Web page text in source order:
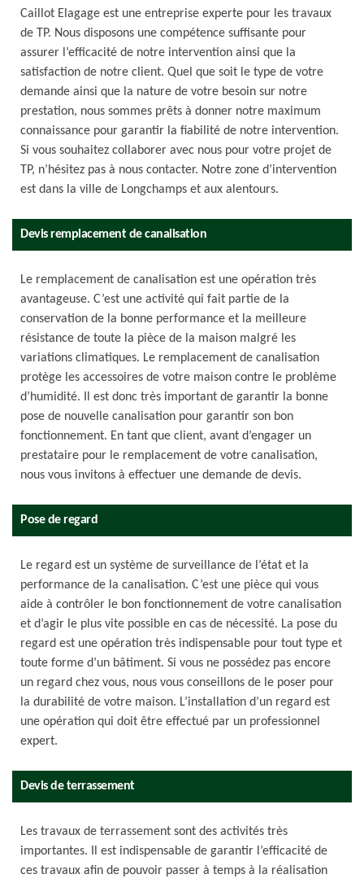
Caillot Elagage est une entreprise experte pour les travaux
de TP. Nous disposons une compétence suffisante pour
assurer l’efficacité de notre intervention ainsi que la
satisfaction de notre client. Quel que soit le type de votre
demande ainsi que la nature de votre besoin sur notre
prestation, nous sommes prêts à donner notre maximum
connaissance pour garantir la fiabilité de notre intervention.
Si vous souhaitez collaborer avec nous pour votre projet de
TP, n’hésitez pas à nous contacter. Notre zone d’intervention
est dans la ville de Longchamps et aux alentours.
Devis remplacement de canalisation
Le remplacement de canalisation est une opération très
avantageuse. C’est une activité qui fait partie de la
conservation de la bonne performance et la meilleure
résistance de toute la pièce de la maison malgré les
variations climatiques. Le remplacement de canalisation
protège les accessoires de votre maison contre le problème
d’humidité. Il est donc très important de garantir la bonne
pose de nouvelle canalisation pour garantir son bon
fonctionnement. En tant que client, avant d’engager un
prestataire pour le remplacement de votre canalisation,
nous vous invitons à effectuer une demande de devis.
Pose de regard
Le regard est un système de surveillance de l’état et la
performance de la canalisation. C’est une pièce qui vous
aide à contrôler le bon fonctionnement de votre canalisation
et d’agir le plus vite possible en cas de nécessité. La pose du
regard est une opération très indispensable pour tout type et
toute forme d’un bâtiment. Si vous ne possédez pas encore
un regard chez vous, nous vous conseillons de le poser pour
la durabilité de votre maison. L’installation d’un regard est
une opération qui doit être effectué par un professionnel
expert.
Devis de terrassement
Les travaux de terrassement sont des activités très
importantes. Il est indispensable de garantir l’efficacité de
ces travaux afin de pouvoir passer à temps à la réalisation